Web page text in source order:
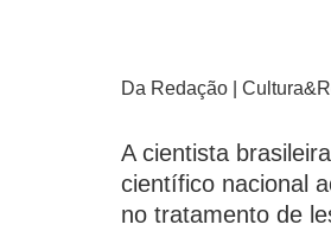
Da Redação |
A cientista
científico nacional
no tratamento de